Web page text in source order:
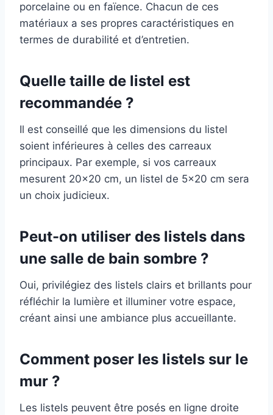
porcelaine ou en faïence. Chacun de ces
matériaux a ses propres caractéristiques en
termes de durabilité et d’entretien.
Quelle taille de listel est
recommandée ?
Il est conseillé que les dimensions du listel
soient inférieures à celles des carreaux
principaux. Par exemple, si vos carreaux
mesurent 20×20 cm, un listel de 5×20 cm sera
un choix judicieux.
Peut-on utiliser des listels dans
une salle de bain sombre ?
Oui, privilégiez des listels clairs et brillants pour
réfléchir la lumière et illuminer votre espace,
créant ainsi une ambiance plus accueillante.
Comment poser les listels sur le
mur ?
Les listels peuvent être posés en ligne droite